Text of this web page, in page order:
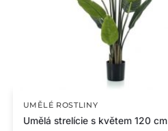
UMĚLÉ ROSTLINY
Umělá strelície s květem 120 cm